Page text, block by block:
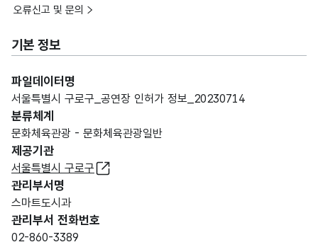
오류신고 및 문의
기본 정보
파일데이터명
서울특별시 구로구_공연장 인허가 정보_20230714
분류체계
문화체육관광 - 문화체육관광일반
제공기관
서울특별시 구로구
관리부서명
스마트도시과
관리부서 전화번호
02-860-3389